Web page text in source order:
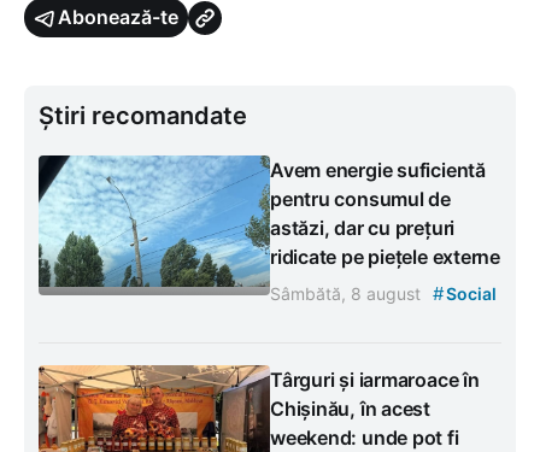
Abonează-te
Știri recomandate
Avem energie suficientă
pentru consumul de
astăzi, dar cu prețuri
ridicate pe piețele externe
Sâmbătă, 8 august #Social
Târguri și iarmaroace în
Chișinău, în acest
weekend: unde pot fi